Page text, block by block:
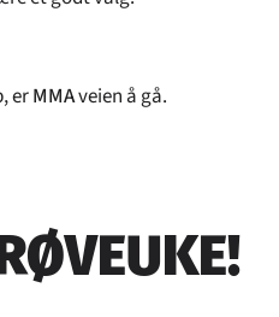
erMMAveien å gå.